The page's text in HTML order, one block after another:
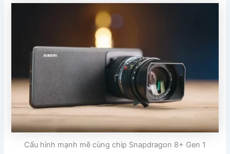
Cấu hình mạnh mẽ cùng chip Snapdragon 8+ Gen 1